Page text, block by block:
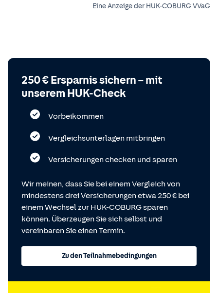
Eine Anzeige der HUK-COBURG VVaG
250 € Ersparnis sichern – mit
unserem HUK-Check
Vorbeikommen
Vergleichsunterlagen mitbringen
Versicherungen checken und sparen
Wir meinen, dass Sie bei einem Vergleich von
mindestens drei Versicherungen etwa 250 € bei
einem Wechsel zur HUK-COBURG sparen
können. Überzeugen Sie sich selbst und
vereinbaren Sie einen Termin.
Zu den Teilnahmebedingungen